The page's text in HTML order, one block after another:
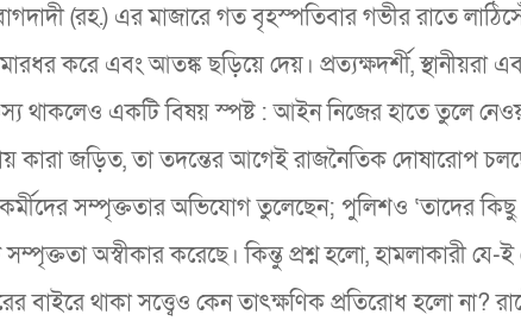
(রহ.) এর মাজারে গত বৃহস্পতিবার গভীর রাতে
করে এবং আতঙ্ক ছড়িয়ে দেয়। প্রত্যক্ষদর্শী, স্থানীয়রা
থাকলেও একটি বিষয় স্পষ্ট : আইন নিজের হাতে তুলে
কারা জড়িত, তা তদন্তের আগেই রাজনৈতিক দোষারোপ
কর্মীদের সম্পৃক্ততার অভিযোগ তুলেছেন; পুলিশও ‘তাদের
অস্বীকার করেছে। কিন্তু প্রশ্ন হলো, হামলাকারী যে-
বাইরে থাকা সত্ত্বেও কেন তাৎক্ষণিক প্রতিরোধ হলো না?